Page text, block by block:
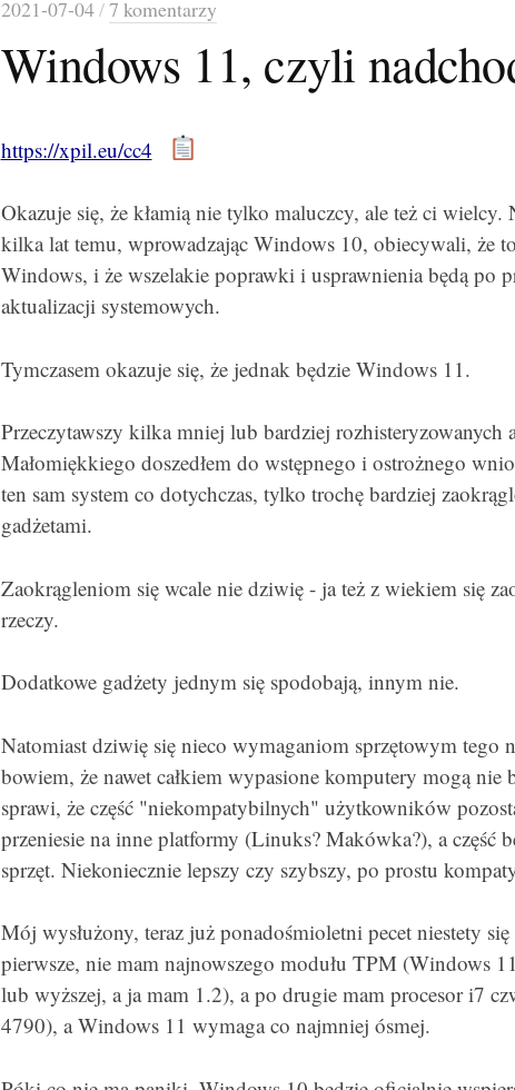
2021-07-04/7 komentarzy
Windows 11, czyli
https://xpil.eu/cc4
Okazuje się, że kłamią nie tylko maluczcy, ale też ci
kilka lat temu, wprowadzając Windows 10, obiecywali, że
Windows, i że wszelakie poprawki i usprawnienia będą po
aktualizacji systemowych.
Tymczasem okazuje się, że jednak będzie Windows 11.
Przeczytawszy kilka mniej lub bardziej
Małomiękkiego doszedłem do wstępnego i ostrożnego
ten sam system co dotychczas, tylko trochę bardziej
gadżetami.
Zaokrągleniom się wcale nie dziwię - ja też z wiekiem się
rzeczy.
Dodatkowe gadżety jednym się spodobają, innym nie.
Natomiast dziwię się nieco wymaganiom sprzętowym tego
bowiem, że nawet całkiem wypasione komputery mogą
sprawi, że część "niekompatybilnych" użytkowników
przeniesie na inne platformy (Linuks? Makówka?), a część
sprzęt. Niekoniecznie lepszy czy szybszy, po prostu
Mój wysłużony, teraz już ponadośmioletni pecet niestety
pierwsze, nie mam najnowszego modułu TPM (Windows
lub wyższej, a ja mam 1.2), a po drugie mam procesor i7
4790), a Windows 11 wymaga co najmniej ósmej.